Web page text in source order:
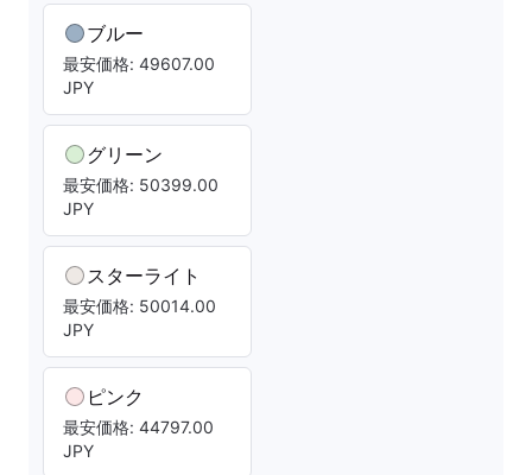
ブルー
最安価格: 49607.00
JPY
グリーン
最安価格: 50399.00
JPY
スターライト
最安価格: 50014.00
JPY
ピンク
最安価格: 44797.00
JPY